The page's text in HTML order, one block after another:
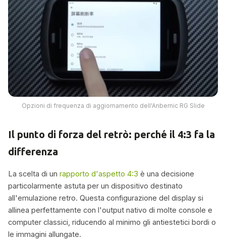
Opzioni di frequenza di aggiornamento dell'Anbernic RG Slide
Il punto di forza del retrò: perché il 4:3 fa la
differenza
La scelta di un rapporto d'aspetto 4:3 è una decisione
particolarmente astuta per un dispositivo destinato
all'emulazione retro. Questa configurazione del display si
allinea perfettamente con l'output nativo di molte console e
computer classici, riducendo al minimo gli antiestetici bordi o
le immagini allungate.